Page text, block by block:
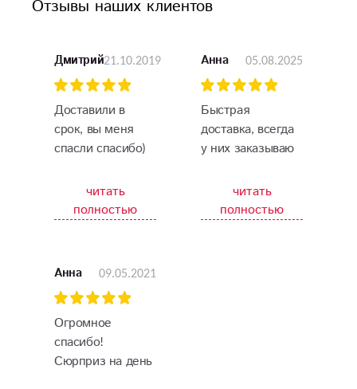
Отзывы наших клиентов
Дмитрий21.10.2019
Доставили в
срок, вы меня
спасли спасибо)
читать
полностью
Анна 05.08.2025
Быстрая
доставка, всегда
у них заказываю
красивые
читать
полностью
Анна 09.05.2021
Огромное
спасибо!
Сюрприз на день